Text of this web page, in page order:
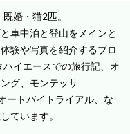
婚・猫2匹。
車中泊と登山をメインと
験や写真を紹介するブロ
ハイエースでの旅行記、オ
グ、モンテッサ
ートバイトライアル、な
ています。